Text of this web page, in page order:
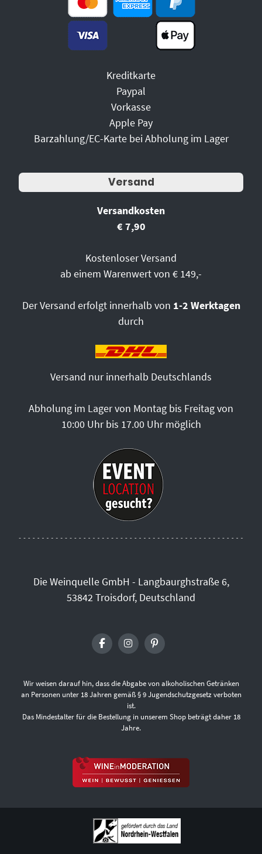
Kreditkarte
Paypal
Vorkasse
Apple Pay
Barzahlung/EC-Karte bei Abholung im Lager
Versand
Versandkosten
€ 7,90
Kostenloser Versand
ab einem Warenwert von € 149,-
Der Versand erfolgt innerhalb von 1-2 Werktagen
durch
Versand nur innerhalb Deutschlands
Abholung im Lager von Montag bis Freitag von
10:00 Uhr bis 17.00 Uhr möglich
Die Weinquelle GmbH - Langbaurghstraße 6,
53842 Troisdorf, Deutschland
Wir weisen darauf hin, dass die Abgabe von alkoholischen Getränken
an Personen unter 18 Jahren gemäß § 9 Jugendschutzgesetz verboten
ist.
Das Mindestalter für die Bestellung in unserem Shop beträgt daher 18
Jahre.